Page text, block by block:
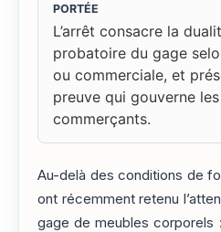
PORTÉE
L’arrêt consacre la
probatoire du gage
ou commerciale, et
preuve qui gouverne
commerçants.
Au-delà des conditions de
ont récemment retenu
gage de meubles corporels